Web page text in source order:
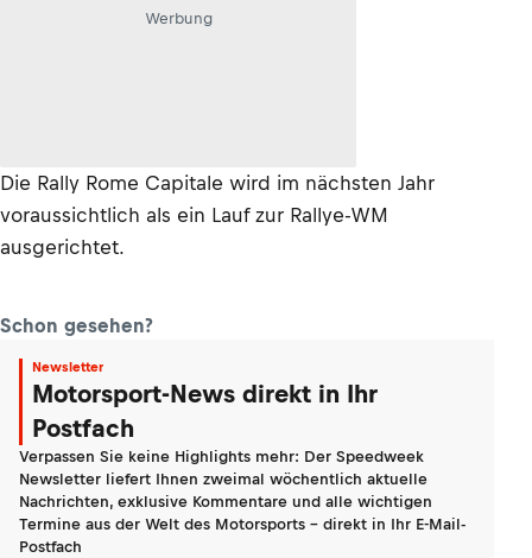
Werbung
Die Rally Rome Capitale wird im nächsten Jahr
voraussichtlich als ein Lauf zur Rallye-WM
ausgerichtet.
Schon gesehen?
Newsletter
Motorsport-News direkt in Ihr
Postfach
Verpassen Sie keine Highlights mehr: Der Speedweek
Newsletter liefert Ihnen zweimal wöchentlich aktuelle
Nachrichten, exklusive Kommentare und alle wichtigen
Termine aus der Welt des Motorsports - direkt in Ihr E-Mail-
Postfach